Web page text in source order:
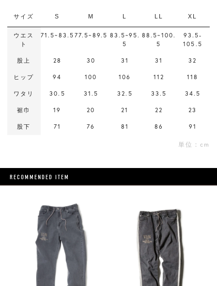
サイズ S M L LL XL
ウエス
ト
71.5~83.5 77.5~89.5 83.5~95.
5
88.5~100.
5
93.5-
105.5
股上 28 30 31 31 32
ヒップ 94 100 106 112 118
ワタリ 30.5 31.5 32.5 33.5 34.5
裾巾 19 20 21 22 23
股下 71 76 81 86 91
単位：cm
RECOMMENDED ITEM